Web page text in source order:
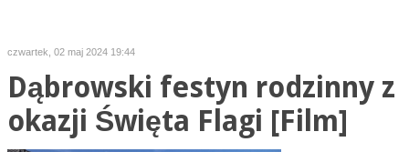
czwartek, 02 maj 2024 19:44
Dąbrowski festyn rodzinny z
okazji Święta Flagi [Film]